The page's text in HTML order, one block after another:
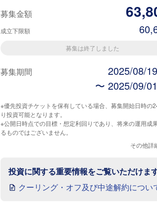
募集金額
成立下限額
募集は終了しました
募集期間
2025/08/
〜 2025/09/
※優先投資チケットを保有している場合、募集開始日時の
り投資可能となります。
※公開日時点での目標・想定利回りであり、将来の運用成
るものではございません。
その他詳
投資に関する重要情報をご覧いただけます
クーリング・オフ及び中途解約につい